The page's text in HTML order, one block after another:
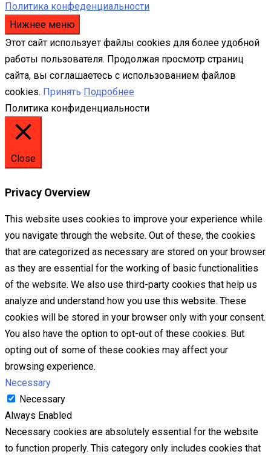
Политика конфеденциальности
Нижнее меню
Этот сайт использует файлы cookies для более удобной
работы пользователя. Продолжая просмотр страниц
сайта, вы соглашаетесь с использованием файлов
cookies. Принять Подробнее
Политика конфиденциальности
Close
Privacy Overview
This website uses cookies to improve your experience while
you navigate through the website. Out of these, the cookies
that are categorized as necessary are stored on your browser
as they are essential for the working of basic functionalities
of the website. We also use third-party cookies that help us
analyze and understand how you use this website. These
cookies will be stored in your browser only with your consent.
You also have the option to opt-out of these cookies. But
opting out of some of these cookies may affect your
browsing experience.
Necessary
Necessary
Always Enabled
Necessary cookies are absolutely essential for the website
to function properly. This category only includes cookies that